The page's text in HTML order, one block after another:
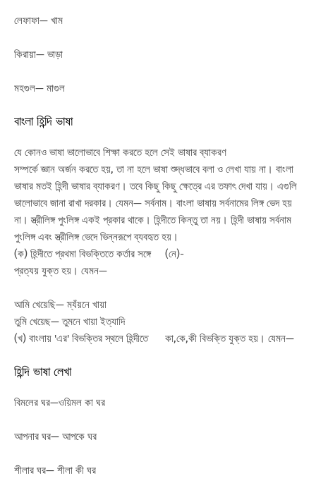
লেফাফা— খাম
কিরায়া— ভাড়া
মহগুল— মাগুল
বাংলা হিন্দি ভাষা
যে কোনও ভাষা ভালোভাবে শিক্ষা করতে হলে সেই ভাষার ব্যাকরণ
সম্পর্কে জ্ঞান অর্জন করতে হয়, তা না হলে ভাষা শুদ্ধভাবে বলা ও লেখা যায় না। বাংলা
ভাষার মতই হিন্দী ভাষার ব্যাকরণ। তবে কিছু কিছু ক্ষেত্রে এর তফাৎ দেখা যায়। এগুলি
ভালোভাবে জানা রাখা দরকার। যেমন— সর্বনাম। বাংলা ভাষায় সর্বনামের লিঙ্গ ভেদ হয়
না। স্ত্রীলিঙ্গ পুংলিঙ্গ একই প্রকার থাকে। হিন্দীতে কিন্তু তা নয়। হিন্দী ভাষায় সর্বনাম
পুংলিঙ্গ এবং স্ত্রীলিঙ্গ ভেদে ভিন্নরূপে ব্যবহৃত হয়।
(ক) হিন্দীতে প্রথমা বিভক্তিতে কর্তার সঙ্গে (নে)-
প্রত্যয় যুক্ত হয়। যেমন—
আমি খেয়েছি— ম্যঁয়নে খায়া
তুমি খেয়েছ— তুমনে খায়া ইত্যাদি
(খ) বাংলায় 'এর' বিভক্তির স্থলে হিন্দীতে কা,কে,কী বিভক্তি যুক্ত হয়। যেমন—
হিন্দি ভাষা লেখা
বিমলের ঘর—ওয়িমল কা ঘর
আপনার ঘর— আপকে ঘর
শীলার ঘর— শীলা কী ঘর